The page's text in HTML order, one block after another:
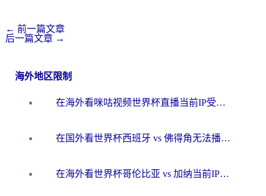
← 前一篇文章
后一篇文章 →
海外地区限制
在海外看咪咕视频世界杯直播当前IP受限制？这篇指南帮你搞定所有体育赛事观看难题
在国外看世界杯西班牙 vs 佛得角无法播放？这篇指南帮你解锁所有中文体育直播
在海外看世界杯哥伦比亚 vs 加纳当前IP受限制？这篇指南帮你流畅看中文解说赛事